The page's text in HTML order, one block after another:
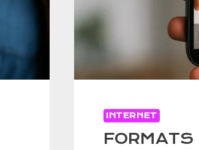
INTERNET